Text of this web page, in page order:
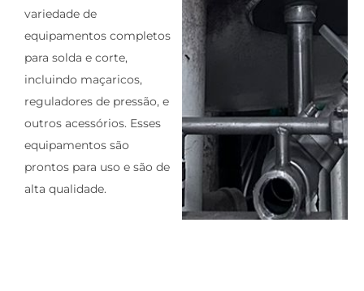
variedade de
equipamentos completos
para solda e corte,
incluindo maçaricos,
reguladores de pressão, e
outros acessórios. Esses
equipamentos são
prontos para uso e são de
alta qualidade.